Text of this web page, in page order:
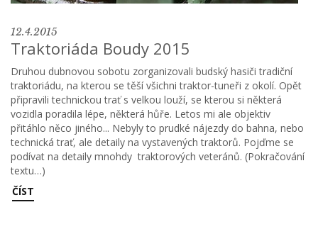
12.4.2015
Traktoriáda Boudy 2015
Druhou dubnovou sobotu zorganizovali budský hasiči tradiční
traktoriádu, na kterou se těší všichni traktor-tuneři z okolí. Opět
připravili technickou trať s velkou louží, se kterou si některá
vozidla poradila lépe, některá hůře. Letos mi ale objektiv
přitáhlo něco jiného... Nebyly to prudké nájezdy do bahna, nebo
technická trať, ale detaily na vystavených traktorů. Pojďme se
podívat na detaily mnohdy traktorových veteránů. (Pokračování
textu…)
ČÍST